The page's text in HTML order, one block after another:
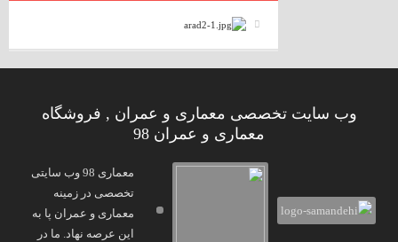
وب سایت تخصصی معماری و عمران , فروشگاه
معماری و عمران 98
معماری 98 وب سایتی
تخصصی در زمینه
معماری و عمران پا به
این عرصه نهاد. ما در